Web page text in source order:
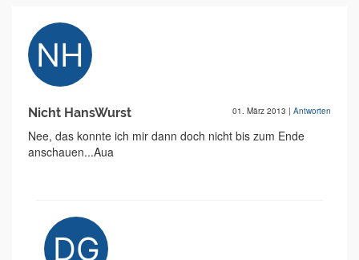
Nicht HansWurst 01. März 2013 | Antworten
Nee, das konnte ich mir dann doch nicht bis zum Ende
anschauen...Aua